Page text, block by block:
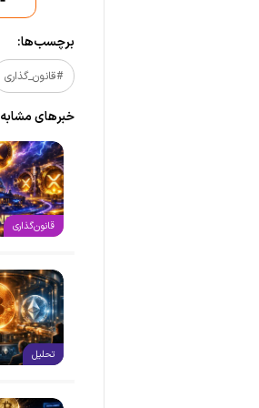
برچسب‌ها:
#قانون_گذاری
خبر‌های مشابه
قانون‌گذاری
تحلیل